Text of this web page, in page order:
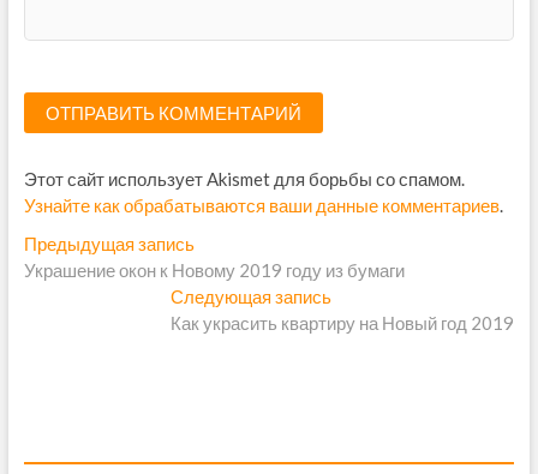
Этот сайт использует Akismet для борьбы со спамом.
Узнайте как обрабатываются ваши данные комментариев.
Н
а
Предыдущая записьП
р
е
д
Украшение окон к Новому 2019 году из бумаги
Следующая запись
л
Как украсить квартиру на Новый год 2019